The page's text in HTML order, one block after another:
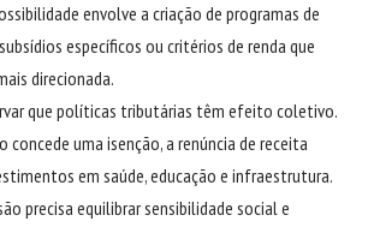
envolve a criação de programas de
específicos ou critérios de renda que
direcionada.
que políticas tributárias têm efeito coletivo.
concede uma isenção, a renúncia de receita
em saúde, educação e infraestrutura.
precisa equilibrar sensibilidade social e